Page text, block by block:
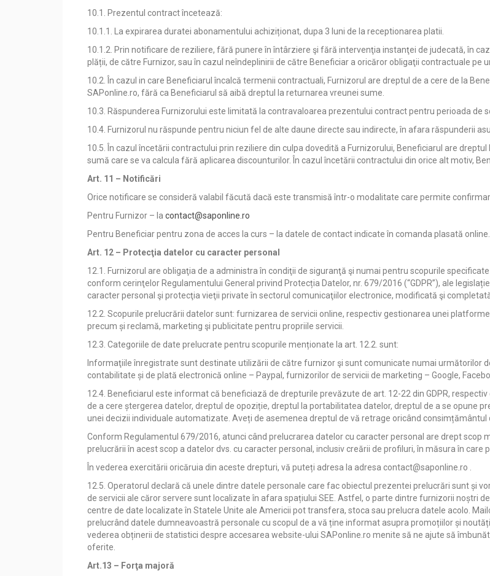
10.1. Prezentul contract încetează:
10.1.1. La expirarea duratei abonamentului achiziționat, dupa 3 luni de la receptionarea platii.
10.1.2. Prin notificare de reziliere, fără punere în întârziere şi fără intervenţia instanţei de judecată, în
plății, de către Furnizor, sau în cazul neîndeplinirii de către Beneficiar a oricăror obligaţii contractuale pe
10.2. În cazul in care Beneficiarul încalcă termenii contractuali, Furnizorul are dreptul de a cere de la
SAPonline.ro, fără ca Beneficiarul să aibă dreptul la returnarea vreunei sume.
10.3. Răspunderea Furnizorului este limitată la contravaloarea prezentului contract pentru perioada de
10.4. Furnizorul nu răspunde pentru niciun fel de alte daune directe sau indirecte, în afara răspunderii
10.5. În cazul încetării contractului prin reziliere din culpa dovedită a Furnizorului, Beneficiarul are
sumă care se va calcula fără aplicarea discounturilor. În cazul încetării contractului din orice alt motiv,
Art. 11 – Notificări
Orice notificare se consideră valabil făcută dacă este transmisă într-o modalitate care permite
Pentru Furnizor – la contact@saponline.ro
Pentru Beneficiar pentru zona de acces la curs – la datele de contact indicate în comanda plasată online.
Art. 12 – Protecţia datelor cu caracter personal
12.1. Furnizorul are obligaţia de a administra în condiţii de siguranţă şi numai pentru scopurile
conform cerinţelor Regulamentului General privind Protecția Datelor, nr. 679/2016 (“GDPR”), ale
caracter personal şi protecţia vieţii private în sectorul comunicaţiilor electronice, modificată şi
12.2. Scopurile prelucrării datelor sunt: furnizarea de servicii online, respectiv gestionarea unei
precum și reclamă, marketing şi publicitate pentru propriile servicii.
12.3. Categoriile de date prelucrate pentru scopurile menționate la art. 12.2. sunt:
Informaţiile înregistrate sunt destinate utilizării de către furnizor şi sunt comunicate numai următorilor
contabilitate și de plată electronică online – Paypal, furnizorilor de servicii de marketing – Google,
12.4. Beneficiarul este informat că beneficiază de drepturile prevăzute de art. 12-22 din GDPR,
de a cere ștergerea datelor, dreptul de opoziție, dreptul la portabilitatea datelor, dreptul de a se opune
unei decizii individuale automatizate. Aveți de asemenea dreptul de vă retrage oricând
Conform Regulamentul 679/2016, atunci când prelucrarea datelor cu caracter personal are drept scop
prelucrării în acest scop a datelor dvs. cu caracter personal, inclusiv creării de profiluri, în măsura în
În vederea exercitării oricăruia din aceste drepturi, vă puteți adresa la adresa contact@saponline.ro .
12.5. Operatorul declară că unele dintre datele personale care fac obiectul prezentei prelucrări sunt și
de servicii ale căror servere sunt localizate în afara spațiului SEE. Astfel, o parte dintre furnizorii noștri
centre de date localizate în Statele Unite ale Americii pot transfera, stoca sau prelucra datele acolo.
prelucrând datele dumneavoastră personale cu scopul de a vă ține informat asupra promoțiilor și
vederea obținerii de statistici despre accesarea website-ului SAPonline.ro menite să ne ajute să
oferite.
Art.13 – Forţa majoră